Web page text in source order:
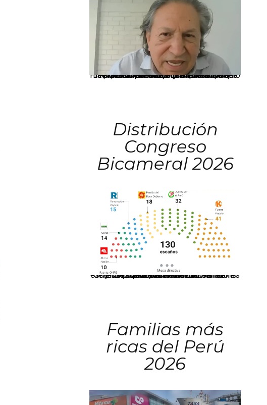
La presidenta Keiko Fujimori informó que la solicitud de indulto presentada por el expresidente Alejandro Toledo será evaluada por la Comisión de Gracias Presidenciales conforme al procedimiento establecido.
Distribución
Congreso
Bicameral 2026
El JNE oficializó la distribución de escaños para la elección de 60 senadores y 130 diputados en las Elecciones Generales 2026, tras el restablecimiento de la Bicameralidad.
Familias más
ricas del Perú
2026